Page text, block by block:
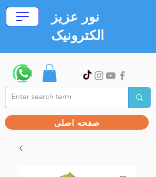
نور عزیز
الکترونیک
صفحه اصلی